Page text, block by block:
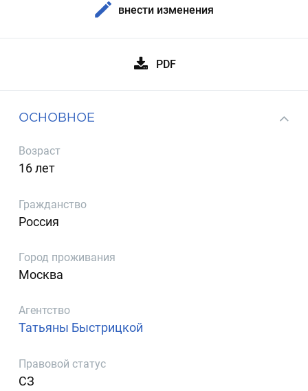
внести изменения
PDF
ОСНОВНОЕ
Возраст
16 лет
Гражданство
Россия
Город проживания
Москва
Агентство
Татьяны Быстрицкой
Правовой статус
СЗ